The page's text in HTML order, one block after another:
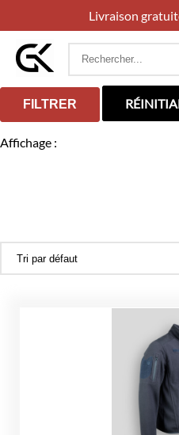
Livraison
Rechercher
FILTRER
Affichage :